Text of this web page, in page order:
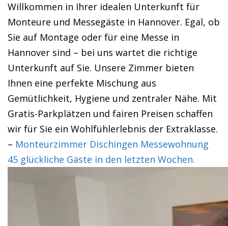
Willkommen in Ihrer idealen Unterkunft für
Monteure und Messegäste in Hannover. Egal, ob
Sie auf Montage oder für eine Messe in
Hannover sind – bei uns wartet die richtige
Unterkunft auf Sie. Unsere Zimmer bieten
Ihnen eine perfekte Mischung aus
Gemütlichkeit, Hygiene und zentraler Nähe. Mit
Gratis-Parkplätzen und fairen Preisen schaffen
wir für Sie ein Wohlfühlerlebnis der Extraklasse.
– Monteurzimmer Dischingen Messewohnung
45 glückliche Gäste in den letzten Wochen.